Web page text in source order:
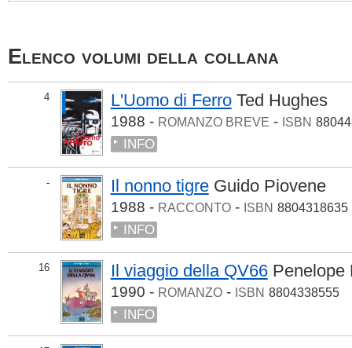
Elenco volumi della collana
4 L'Uomo di Ferro Ted Hughes
1988 - ROMANZO BREVE - ISBN
INFO
- Il nonno tigre Guido Piovene
1988 - RACCONTO- ISBN 8804318635
INFO
16 Il viaggio della QV66 Penelope
1990 - ROMANZO- ISBN 8804338555
INFO